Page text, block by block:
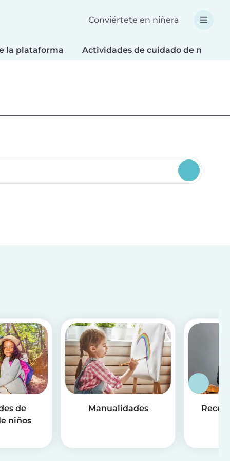
Conviértete en niñera
la plataforma Actividades de cuidado de niños
de
niños
Manualidades